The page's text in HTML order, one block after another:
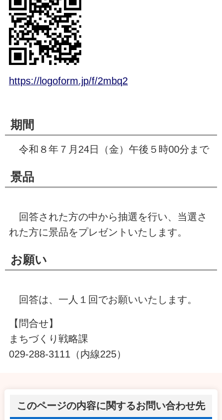
https://logoform.jp/f/2mbq2
期間
令和８年７月24日（金）午後５時00分まで
景品
回答された方の中から抽選を行い、当選さ
れた方に景品をプレゼントいたします。
お願い
回答は、一人１回でお願いいたします。
【問合せ】
まちづくり戦略課
029-288-3111（内線225）
このページの内容に関するお問い合わせ先